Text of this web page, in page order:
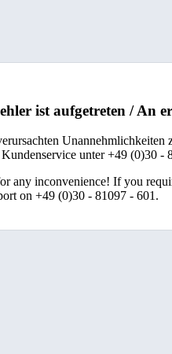
ist aufgetreten / An
unter +49 (0)30 -
any inconvenience! If you
on +49 (0)30 - 81097 - 601.